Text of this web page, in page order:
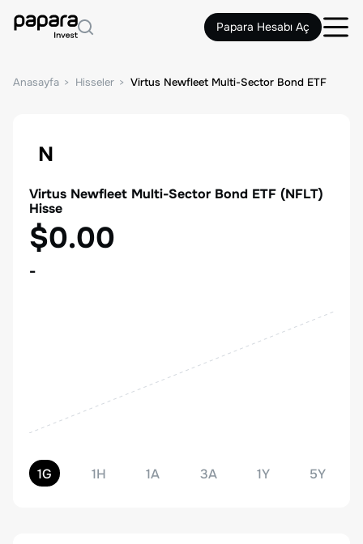
Papara Hesabı Aç
Anasayfa Hisseler Virtus Newfleet Multi-Sector Bond ETF
N
Virtus Newfleet Multi-Sector Bond ETF (NFLT)
Hisse
$0.00
-
1G 1H 1A 3A 1Y 5Y